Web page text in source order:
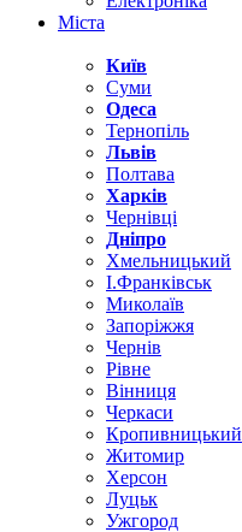
Міста
Київ
Суми
Одеса
Тернопіль
Львів
Полтава
Харків
Чернівці
Дніпро
Хмельницький
І.Франківськ
Миколаїв
Запоріжжя
Чернів
Рівне
Вінниця
Черкаси
Кропивницький
Житомир
Херсон
Луцьк
Ужгород